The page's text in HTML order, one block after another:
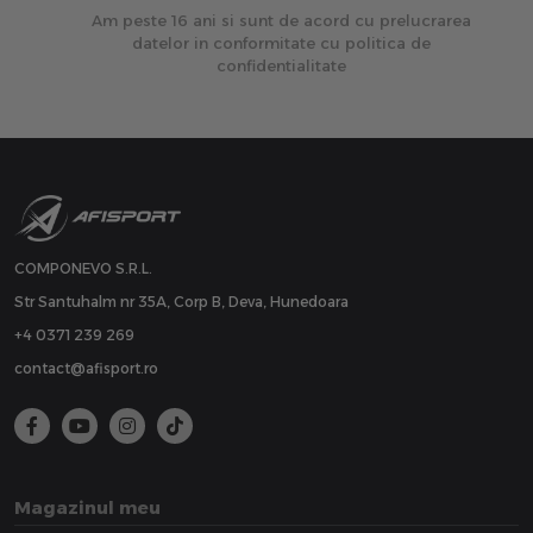
Am peste 16 ani si sunt de acord cu prelucrarea
datelor in conformitate cu politica de
confidentialitate
COMPONEVO S.R.L.
Str Santuhalm nr 35A, Corp B, Deva, Hunedoara
+4 0371 239 269
contact@afisport.ro
Magazinul meu